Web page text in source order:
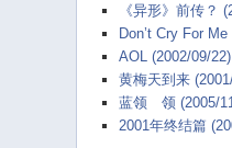
《异形》前传？
Don’t Cry For
AOL (2002/09/22)
黄梅天到来
蓝领白 领 (2005/
2001年终结篇